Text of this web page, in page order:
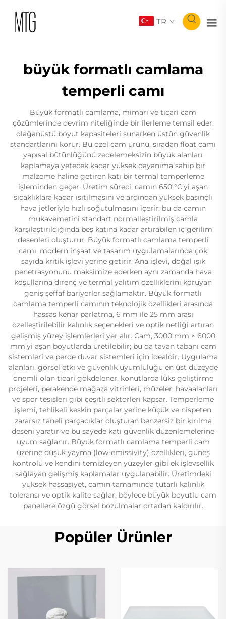
TR
büyük formatlı camlama
temperli camı
Büyük formatlı camlama, mimari ve ticari cam
çözümlerinde devrim niteliğinde bir ilerleme temsil eder;
olağanüstü boyut kapasiteleri sunarken üstün güvenlik
standartlarını korur. Bu özel cam ürünü, sıradan float camı
yapısal bütünlüğünü zedelemeksizin büyük alanları
kaplamaya yetecek kadar yüksek dayanıma sahip bir
malzeme haline getiren katı bir termal temperleme
işleminden geçer. Üretim süreci, camın 650 °C’yi aşan
sıcaklıklara kadar ısıtılmasını ve ardından yüksek basınçlı
hava jetleriyle hızlı soğutulmasını içerir; bu da camın
mukavemetini standart normalleştirilmiş camla
karşılaştırıldığında beş katına kadar artırabilen iç gerilim
desenleri oluşturur. Büyük formatlı camlama temperli
camı, modern inşaat ve tasarım uygulamalarında çok
sayıda kritik işlevi yerine getirir. Ana işlevi, doğal ışık
penetrasyonunu maksimize ederken aynı zamanda hava
koşullarına direnç ve termal yalıtım özelliklerini koruyan
geniş şeffaf bariyerler sağlamaktır. Büyük formatlı
camlama temperli camının teknolojik özellikleri arasında
hassas kenar parlatma, 6 mm ile 25 mm arası
özelleştirilebilir kalınlık seçenekleri ve optik netliği artıran
gelişmiş yüzey işlemlerleri yer alır. Cam, 3000 mm × 6000
mm’yi aşan boyutlarda üretilebilir; bu da tavan tabanı cam
sistemleri ve perde duvar sistemleri için idealdir. Uygulama
alanları, görsel etki ve güvenlik uyumluluğu en üst düzeyde
önemli olan ticari gökdelener, konutlarda lüks geliştirme
projeleri, perakende mağaza vitrinleri, müzeler, havaalanları
ve spor tesisleri gibi çeşitli sektörleri kapsar. Temperleme
işlemi, tehlikeli keskin parçalar yerine küçük ve nispeten
zararsız taneli parçacıklar oluşturan benzersiz bir kırılma
deseni yaratır ve bu sayede katı güvenlik düzenlemelerine
uyum sağlanır. Büyük formatlı camlama temperli cam
üzerine düşük yayma (low-emissivity) özellikleri, güneş
kontrolü ve kendini temizleyen yüzeyler gibi ek işlevsellik
sağlayan gelişmiş kaplamalar uygulanabilir. Üretimdeki
yüksek hassasiyet, camın tamamında tutarlı kalınlık
toleransı ve optik kalite sağlar; böylece büyük boyutlu cam
panellere özgü görsel bozulmalar ortadan kaldırılır.
Popüler Ürünler